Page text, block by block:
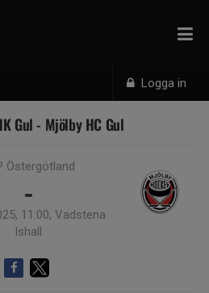
Logga in
Gul - Mjölby HC Gul
Östergötland
-
11:00, Vadstena
Ishall